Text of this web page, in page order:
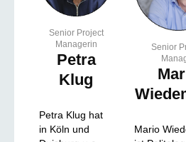
Senior Project
Managerin
Petra
Klug
Petra Klug hat
in Köln und
Senior
Mario